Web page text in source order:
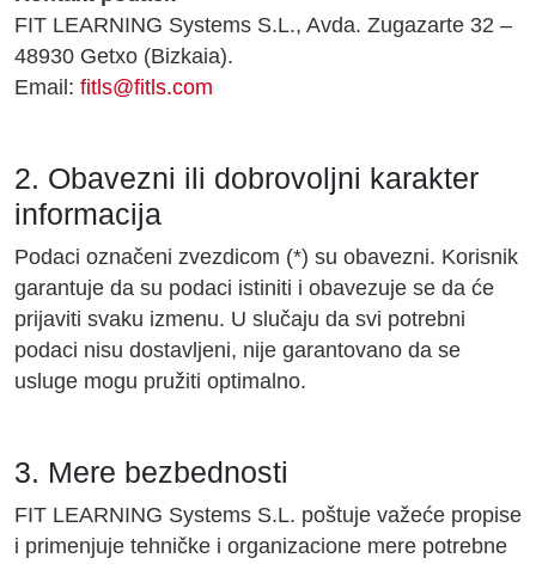
FIT LEARNING Systems S.L., Avda. Zugazarte 32 –
48930 Getxo (Bizkaia).
Email: fitls@fitls.com
2. Obavezni ili dobrovoljni karakter
informacija
Podaci označeni zvezdicom (*) su obavezni. Korisnik
garantuje da su podaci istiniti i obavezuje se da će
prijaviti svaku izmenu. U slučaju da svi potrebni
podaci nisu dostavljeni, nije garantovano da se
usluge mogu pružiti optimalno.
3. Mere bezbednosti
FIT LEARNING Systems S.L. poštuje važeće propise
i primenjuje tehničke i organizacione mere potrebne